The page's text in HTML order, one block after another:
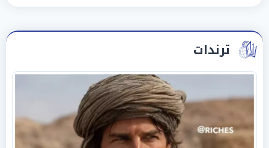
ترندات